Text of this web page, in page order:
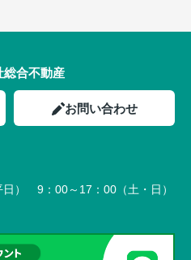
総合不動産
お問い合わせ
） 9：00～17：00（土・日）